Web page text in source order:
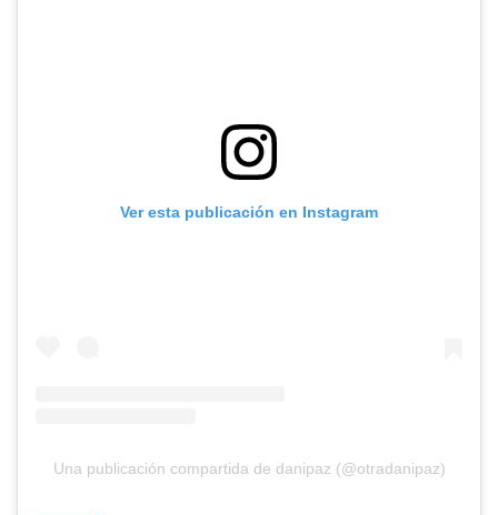
Ver esta publicación en Instagram
Una publicación compartida de danipaz (@otradanipaz)